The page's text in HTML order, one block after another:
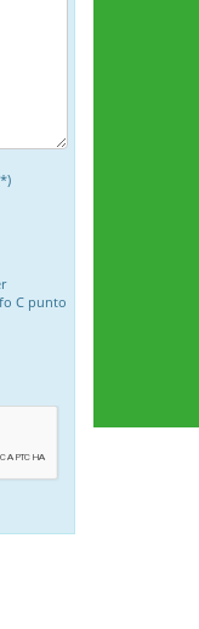
C punto